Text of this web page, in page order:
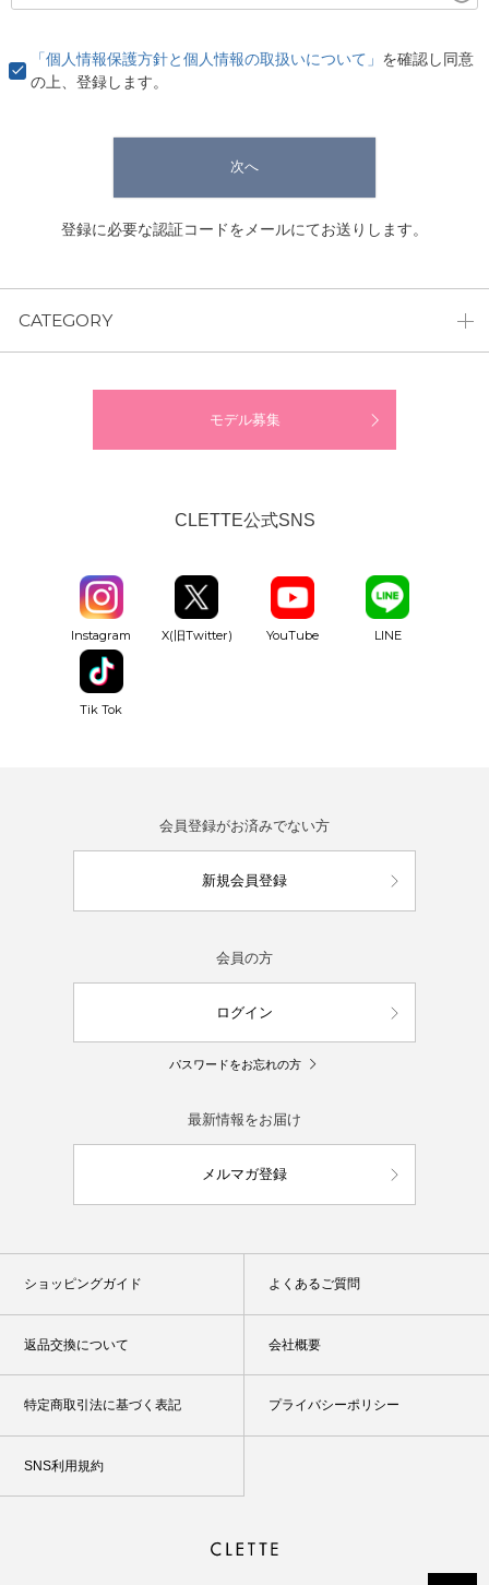
)
「個人情報保護方針と個人情報の取扱いについて」 を確認し同意
の上、登録します。
次へ
登録に必要な認証コードをメールにてお送りします。
CATEGORY
モデル募集
CLETTE公式SNS
Instagram X(旧Twitter) YouTube LINE
Tik Tok
会員登録がお済みでない方
新規会員登録
会員の方
ログイン
パスワードをお忘れの方
最新情報をお届け
メルマガ登録
ショッピングガイド よくあるご質問
返品交換について 会社概要
特定商取引法に基づく表記 プライバシーポリシー
SNS利用規約